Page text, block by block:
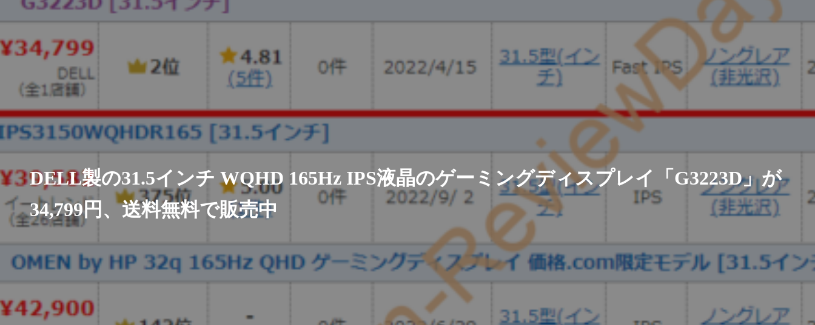
DELL製の31.5インチ WQHD 165Hz IPS液晶のゲーミングディスプレイ「G3223D」が
34,799円、送料無料で販売中